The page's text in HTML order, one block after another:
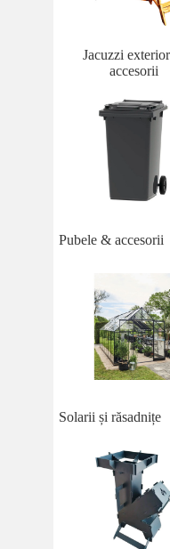
Jacuzzi
accesorii
Pubele & accesorii
Solarii și răsadnițe